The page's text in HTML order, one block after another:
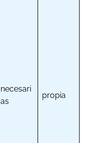
necesari
as
propia